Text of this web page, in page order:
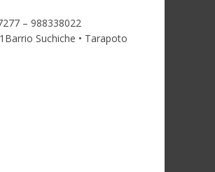
– 988338022
Suchiche • Tarapoto